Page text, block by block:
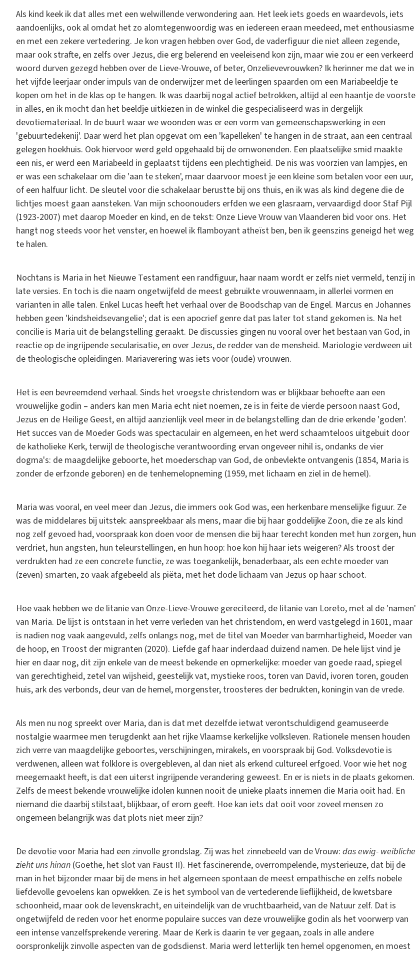
Als kind keek ik dat alles met een welwillende verwondering aan. Het leek iets goeds en waardevols, iets
aandoenlijks, ook al omdat het zo alomtegenwoordig was en iedereen eraan meedeed, met enthousiasme
en met een zekere vertedering. Je kon vragen hebben over God, de vaderfiguur die niet alleen zegende,
maar ook strafte, en zelfs over Jezus, die erg belerend en veeleisend kon zijn, maar wie zou er een verkeerd
woord durven gezegd hebben over de Lieve-Vrouwe, of beter, Onzelievevrouwken? Ik herinner me dat we in
het vijfde leerjaar onder impuls van de onderwijzer met de leerlingen spaarden om een Mariabeeldje te
kopen om het in de klas op te hangen. Ik was daarbij nogal actief betrokken, altijd al een haantje de voorste
in alles, en ik mocht dan het beeldje uitkiezen in de winkel die gespecialiseerd was in dergelijk
devotiemateriaal. In de buurt waar we woonden was er een vorm van gemeenschapswerking in een
'gebuurtedekenij'. Daar werd het plan opgevat om een 'kapelleken' te hangen in de straat, aan een centraal
gelegen hoekhuis. Ook hiervoor werd geld opgehaald bij de omwonenden. Een plaatselijke smid maakte
een nis, er werd een Mariabeeld in geplaatst tijdens een plechtigheid. De nis was voorzien van lampjes, en
er was een schakelaar om die 'aan te steken', maar daarvoor moest je een kleine som betalen voor een uur,
of een halfuur licht. De sleutel voor die schakelaar berustte bij ons thuis, en ik was als kind degene die de
lichtjes moest gaan aansteken. Van mijn schoonouders erfden we een glasraam, vervaardigd door Staf Pijl
(1923-2007) met daarop Moeder en kind, en de tekst: Onze Lieve Vrouw van Vlaanderen bid voor ons. Het
hangt nog steeds voor het venster, en hoewel ik flamboyant atheïst ben, ben ik geenszins geneigd het weg
te halen.
Nochtans is Maria in het Nieuwe Testament een randfiguur, haar naam wordt er zelfs niet vermeld, tenzij in
late versies. En toch is die naam ongetwijfeld de meest gebruikte vrouwennaam, in allerlei vormen en
varianten in alle talen. Enkel Lucas heeft het verhaal over de Boodschap van de Engel. Marcus en Johannes
hebben geen 'kindsheidsevangelie'; dat is een apocrief genre dat pas later tot stand gekomen is. Na het
concilie is Maria uit de belangstelling geraakt. De discussies gingen nu vooral over het bestaan van God, in
reactie op de ingrijpende secularisatie, en over Jezus, de redder van de mensheid. Mariologie verdween uit
de theologische opleidingen. Mariaverering was iets voor (oude) vrouwen.
Het is een bevreemdend verhaal. Sinds het vroegste christendom was er blijkbaar behoefte aan een
vrouwelijke godin – anders kan men Maria echt niet noemen, ze is in feite de vierde persoon naast God,
Jezus en de Heilige Geest, en altijd aanzienlijk veel meer in de belangstelling dan de drie erkende 'goden'.
Het succes van de Moeder Gods was spectaculair en algemeen, en het werd schaamteloos uitgebuit door
de katholieke Kerk, terwijl de theologische verantwoording ervan ongeveer nihil is, ondanks de vier
dogma's: de maagdelijke geboorte, het moederschap van God, de onbevlekte ontvangenis (1854, Maria is
zonder de erfzonde geboren) en de tenhemelopneming (1959, met lichaam en ziel in de hemel).
Maria was vooral, en veel meer dan Jezus, die immers ook God was, een herkenbare menselijke figuur. Ze
was de middelares bij uitstek: aanspreekbaar als mens, maar die bij haar goddelijke Zoon, die ze als kind
nog zelf gevoed had, voorspraak kon doen voor de mensen die bij haar terecht konden met hun zorgen, hun
verdriet, hun angsten, hun teleurstellingen, en hun hoop: hoe kon hij haar iets weigeren? Als troost der
verdrukten had ze een concrete functie, ze was toegankelijk, benaderbaar, als een echte moeder van
(zeven) smarten, zo vaak afgebeeld als piëta, met het dode lichaam van Jezus op haar schoot.
Hoe vaak hebben we de litanie van Onze-Lieve-Vrouwe gereciteerd, de litanie van Loreto, met al de 'namen'
van Maria. De lijst is ontstaan in het verre verleden van het christendom, en werd vastgelegd in 1601, maar
is nadien nog vaak aangevuld, zelfs onlangs nog, met de titel van Moeder van barmhartigheid, Moeder van
de hoop, en Troost der migranten (2020). Liefde gaf haar inderdaad duizend namen. De hele lijst vind je
hier en daar nog, dit zijn enkele van de meest bekende en opmerkelijke: moeder van goede raad, spiegel
van gerechtigheid, zetel van wijsheid, geestelijk vat, mystieke roos, toren van David, ivoren toren, gouden
huis, ark des verbonds, deur van de hemel, morgenster, troosteres der bedrukten, koningin van de vrede.
Als men nu nog spreekt over Maria, dan is dat met dezelfde ietwat verontschuldigend geamuseerde
nostalgie waarmee men terugdenkt aan het rijke Vlaamse kerkelijke volksleven. Rationele mensen houden
zich verre van maagdelijke geboortes, verschijningen, mirakels, en voorspraak bij God. Volksdevotie is
verdwenen, alleen wat folklore is overgebleven, al dan niet als erkend cultureel erfgoed. Voor wie het nog
meegemaakt heeft, is dat een uiterst ingrijpende verandering geweest. En er is niets in de plaats gekomen.
Zelfs de meest bekende vrouwelijke idolen kunnen nooit de unieke plaats innemen die Maria ooit had. En
niemand die daarbij stilstaat, blijkbaar, of erom geeft. Hoe kan iets dat ooit voor zoveel mensen zo
ongemeen belangrijk was dat plots niet meer zijn?
De devotie voor Maria had een zinvolle grondslag. Zij was het zinnebeeld van de Vrouw: das ewig- weibliche
zieht uns hinan (Goethe, het slot van Faust II). Het fascinerende, overrompelende, mysterieuze, dat bij de
man in het bijzonder maar bij de mens in het algemeen spontaan de meest empathische en zelfs nobele
liefdevolle gevoelens kan opwekken. Ze is het symbool van de vertederende lieflijkheid, de kwetsbare
schoonheid, maar ook de levenskracht, en uiteindelijk van de vruchtbaarheid, van de Natuur zelf. Dat is
ongetwijfeld de reden voor het enorme populaire succes van deze vrouwelijke godin als het voorwerp van
een intense vanzelfsprekende verering. Maar de Kerk is daarin te ver gegaan, zoals in alle andere
oorspronkelijk zinvolle aspecten van de godsdienst. Maria werd letterlijk ten hemel opgenomen, en moest